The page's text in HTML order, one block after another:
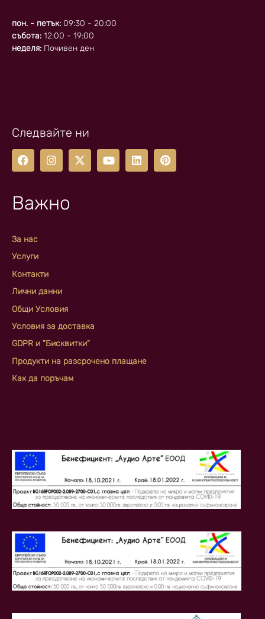
пон. - петък: 09:30 - 20:00
събота: 12:00 - 19:00
неделя: Почивен ден
Следвайте ни
Важно
За нас
Услуги
Контакти
Лични данни
Общи Условия
Условия за доставка
GDPR и "Бисквитки"
Продукти на разсрочено плащане
Как да поръчам